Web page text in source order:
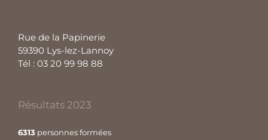
Rue de la Papinerie
59390 Lys-lez-Lannoy
Tél : 03 20 99 98 88
Résultats 2023
6313 personnes formées